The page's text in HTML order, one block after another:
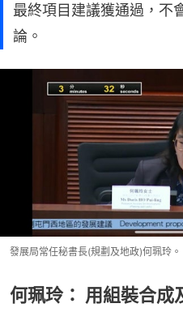
最終項目建議獲通過，不
論。
發展局常任秘書長(規劃及地政)何珮玲。
何珮玲： 用組裝合成